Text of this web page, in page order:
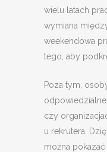
wielu latach
wymiana
weekendowa
tego, aby
Poza tym,
czy
u rekrutera.
można